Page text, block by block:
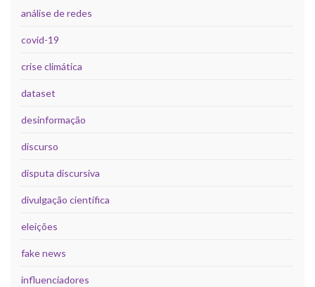
análise de redes
covid-19
crise climática
dataset
desinformação
discurso
disputa discursiva
divulgação científica
eleições
fake news
influenciadores